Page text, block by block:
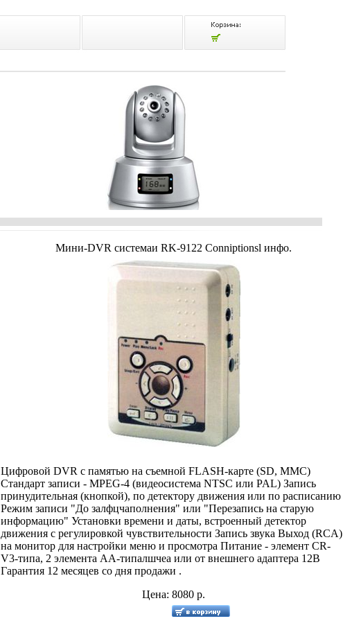
Мини-DVR системаи RK-9122 Conniptionsl инфо.
Цифровой DVR с памятью на съемной FLASH-карте (SD, MMC)
Стандарт записи - MPEG-4 (видеосистема NTSC или PAL) Запись
принудительная (кнопкой), по детектору движения или по расписанию
Режим записи "До залфцчаполнения" или "Перезапись на старую
информацию" Установки времени и даты, встроенный детектор
движения с регулировкой чувствительности Запись звука Выход (RCA)
на монитор для настройки меню и просмотра Питание - элемент CR-
V3-типа, 2 элемента АА-типалшчеа или от внешнего адаптера 12В
Гарантия 12 месяцев со дня продажи .
Цена: 8080 р.